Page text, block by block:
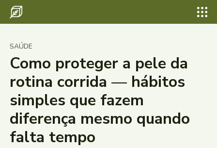
SAÚDE
Como proteger a pele da
rotina corrida — hábitos
simples que fazem
diferença mesmo quando
falta tempo